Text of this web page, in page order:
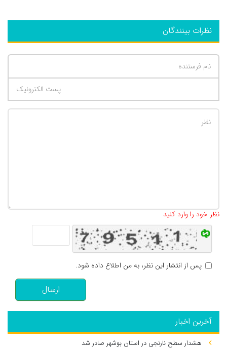
نظرات بینندگان
نظر خود را وارد کنید
پس از انتشار این نظر، به من اطلاع داده شود.
ارسال
آخرین اخبار
هشدار سطح نارنجی در استان بوشهر صادر شد